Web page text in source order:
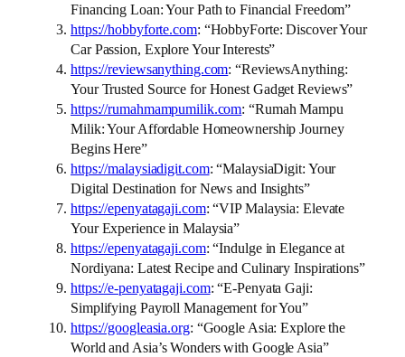
Financing Loan: Your Path to Financial Freedom”
https://hobbyforte.com: “HobbyForte: Discover Your
Car Passion, Explore Your Interests”
https://reviewsanything.com: “ReviewsAnything:
Your Trusted Source for Honest Gadget Reviews”
https://rumahmampumilik.com: “Rumah Mampu
Milik: Your Affordable Homeownership Journey
Begins Here”
https://malaysiadigit.com: “MalaysiaDigit: Your
Digital Destination for News and Insights”
https://epenyatagaji.com: “VIP Malaysia: Elevate
Your Experience in Malaysia”
https://epenyatagaji.com: “Indulge in Elegance at
Nordiyana: Latest Recipe and Culinary Inspirations”
https://e-penyatagaji.com: “E-Penyata Gaji:
Simplifying Payroll Management for You”
https://googleasia.org: “Google Asia: Explore the
World and Asia’s Wonders with Google Asia”